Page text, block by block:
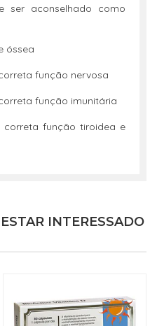
ser aconselhado como
óssea
função nervosa
função imunitária
função tiroidea e
INTERESSADO